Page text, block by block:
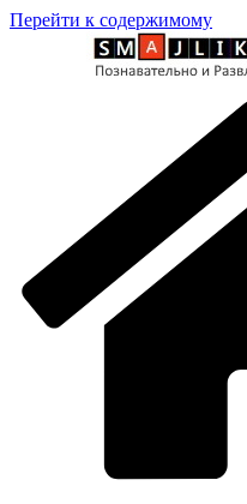
Перейти к содержимому